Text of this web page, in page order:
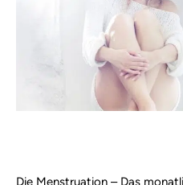
Die Menstruation – Das